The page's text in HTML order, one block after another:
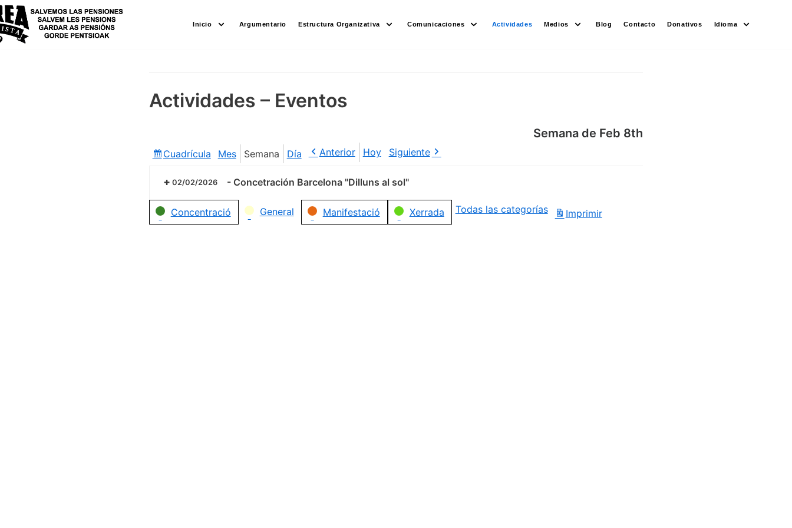
Saltar
al
contenido
Inicio Argumentario Estructura Organizativa Comunicaciones Actividades Medios Blog Contacto Donativos Idioma
Actividades – Eventos
Semana de Feb 8th
Ver
Cuadrícula Mes Semana Día Anterior Hoy Siguiente
02/02/2026 - Concetración Barcelona "Dilluns al sol"
Categorías
Concentració General Manifestació Xerrada Todas las categorías Imprimir